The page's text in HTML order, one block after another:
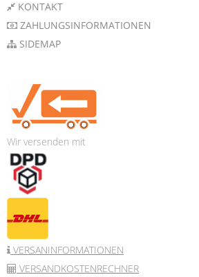
KONTAKT
ZAHLUNGSINFORMATIONEN
SIDEMAP
Wir versenden mit
VERSANINFORMATIONEN
VERSANDKOSTENRECHNER